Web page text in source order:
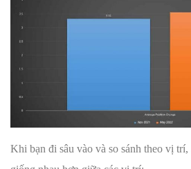
Khi bạn đi sâu vào và so sánh theo vị